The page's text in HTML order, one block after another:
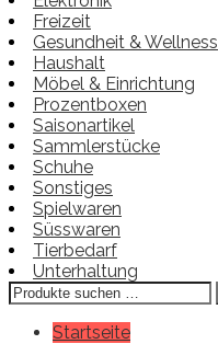
Freizeit
Gesundheit & Wellness
Haushalt
Möbel & Einrichtung
Prozentboxen
Saisonartikel
Sammlerstücke
Schuhe
Sonstiges
Spielwaren
Süsswaren
Tierbedarf
Unterhaltung
Suchen
nach:
Startseite